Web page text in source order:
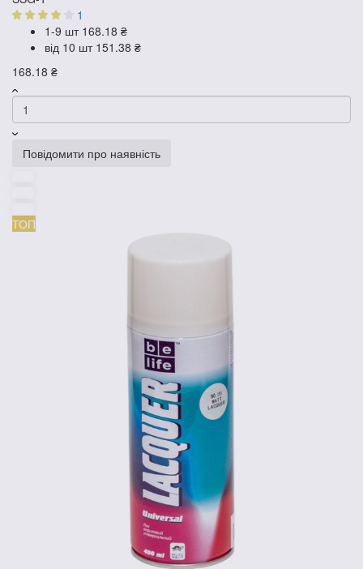
1
1-9 шт 168.18 ₴
від 10 шт 151.38 ₴
168.18 ₴
Повідомити про наявність
ТОП